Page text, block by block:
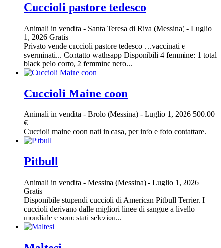
Cuccioli pastore tedesco
Animali in vendita - Santa Teresa di Riva (Messina) - Luglio
1, 2026 Gratis
Privato vende cuccioli pastore tedesco ....vaccinati e
sverminati... Contatto wathsapp Disponibili 4 femmine: 1 total
black pelo corto, 2 femmine nero...
Cuccioli Maine coon
Animali in vendita - Brolo (Messina) - Luglio 1, 2026 500.00
€
Cuccioli maine coon nati in casa, per info e foto contattare.
Pitbull
Animali in vendita - Messina (Messina) - Luglio 1, 2026
Gratis
Disponibile stupendi cuccioli di American Pitbull Terrier. I
cuccioli derivano dalle migliori linee di sangue a livello
mondiale e sono stati selezion...